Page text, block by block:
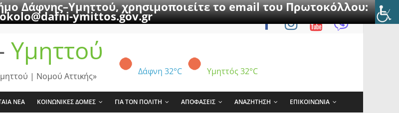
Δάφνης–Υμηττού, χρησιμοποιείτε το email του Πρωτοκόλλου:
ymittos.gov.gr
Υμηττού
Δάφνη 32°C Υμηττός 32°C
| Νομού Αττικής»
ΝΕΑ ΚΟΙΝΩΝΙΚΕΣ ΔΟΜΕΣ ΓΙΑ ΤΟΝ ΠΟΛΙΤΗ ΑΠΟΦΑΣΕΙΣ ΑΝΑΖΗΤΗΣΗ ΕΠΙΚΟΙΝΩΝΙΑ